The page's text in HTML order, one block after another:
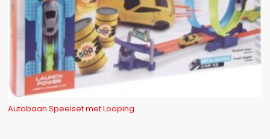
Autobaan Speelset met Looping